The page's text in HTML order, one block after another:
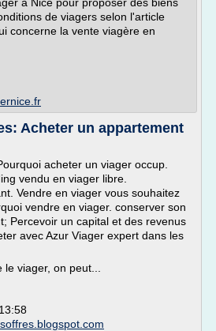
de viagers selon l'article
concerne la vente viagère en
Acheter un appartement
acheter un viager occup.
vendu en viager libre.
Vendre en viager vous souhaitez
vendre en viager. conserver son
Percevoir un capital et des revenus
avec Azur Viager expert dans les
viager, on peut...